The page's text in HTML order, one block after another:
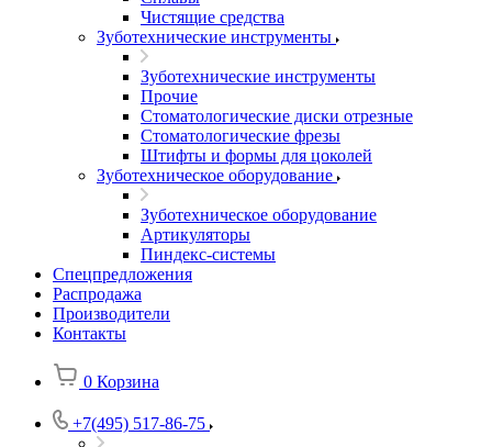
Чистящие средства
Зуботехнические инструменты
Зуботехнические инструменты
Прочие
Стоматологические диски отрезные
Стоматологические фрезы
Штифты и формы для цоколей
Зуботехническое оборудование
Зуботехническое оборудование
Артикуляторы
Пиндекс-системы
Спецпредложения
Распродажа
Производители
Контакты
0 Корзина
+7(495) 517-86-75